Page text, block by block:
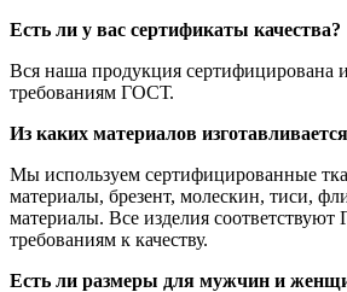
Есть ли у вас сертификаты качества?
Вся наша продукция сертифицирована и
требованиям ГОСТ.
Из каких материалов
Мы используем сертифицированные
материалы, брезент, молескин, тиси,
материалы. Все изделия
требованиям к качеству.
Есть ли размеры для мужчин и